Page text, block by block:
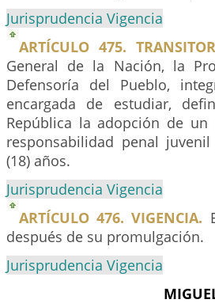
Jurisprudencia Vigencia
ARTÍCULO 475.
General de la Nación, la
Defensoría del Pueblo,
encargada de estudiar,
República la adopción de
responsabilidad penal
(18) años.
Jurisprudencia Vigencia
ARTÍCULO 476. VIGENCIA.
después de su promulgación.
Jurisprudencia Vigencia